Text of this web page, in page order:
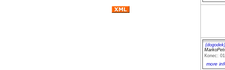
(dogodek)
Konec:
more